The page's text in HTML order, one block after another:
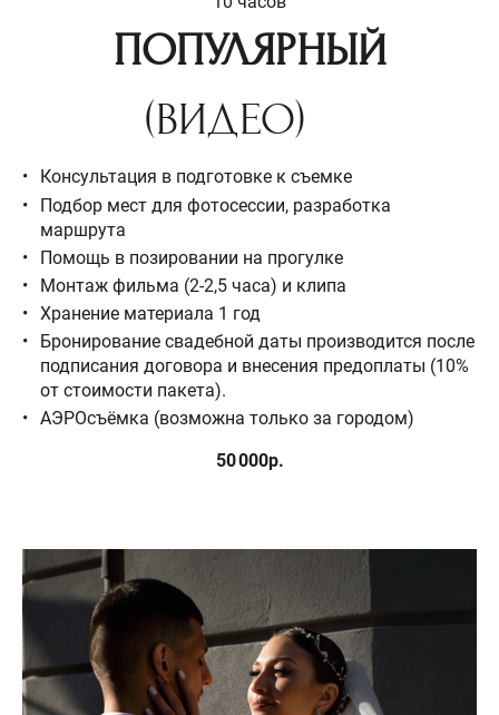
ПОПУЛЯРНЫЙ
(ВИДЕО)
Консультация в подготовке к съемке
Подбор мест для фотосессии, разработка
маршрута
Помощь в позировании на прогулке
Монтаж фильма (2-2,5 часа) и клипа
Хранение материала 1 год
Бронирование свадебной даты производится после
подписания договора и внесения предоплаты (10%
от стоимости пакета).
АЭРОсъёмка (возможна только за городом)
50 000р.